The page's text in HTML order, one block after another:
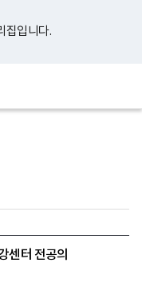
집입니다.
검
센터 전공의